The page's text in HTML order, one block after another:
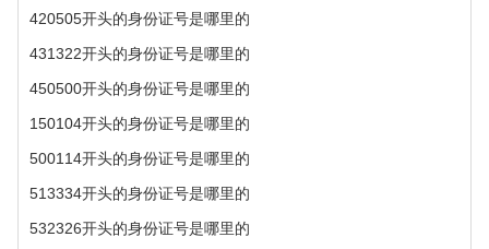
420505开头的身份证号是哪里的
431322开头的身份证号是哪里的
450500开头的身份证号是哪里的
150104开头的身份证号是哪里的
500114开头的身份证号是哪里的
513334开头的身份证号是哪里的
532326开头的身份证号是哪里的